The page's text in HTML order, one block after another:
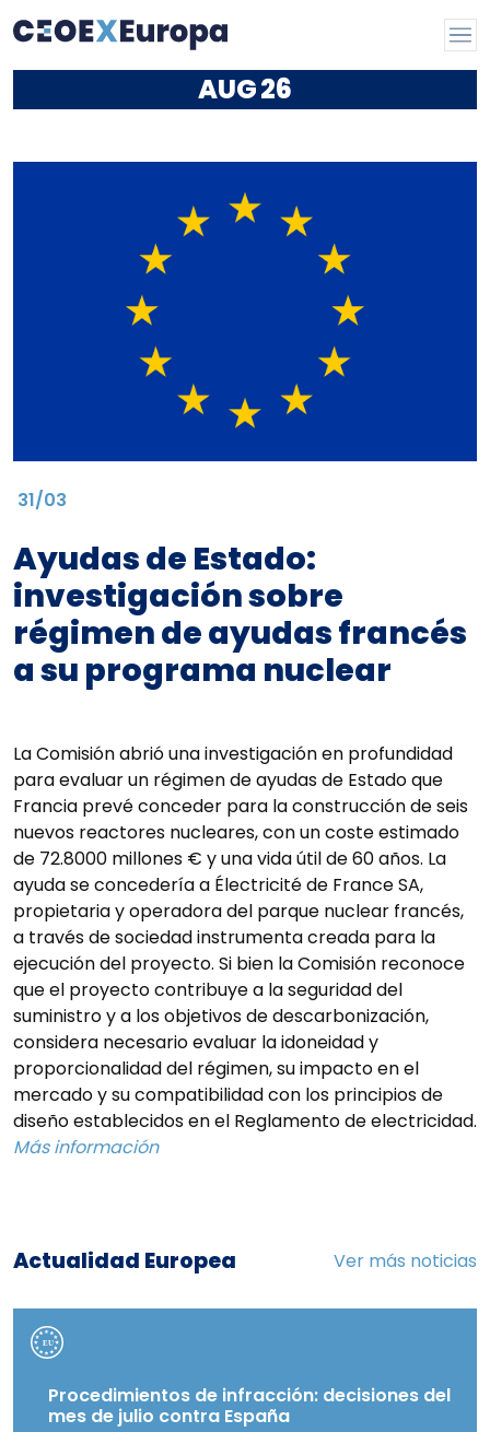
AUG26
31/03
Ayudas de Estado:
investigación sobre
régimen de ayudas francés
a su programa nuclear
La Comisión abrió una investigación en profundidad
para evaluar un régimen de ayudas de Estado que
Francia prevé conceder para la construcción de seis
nuevos reactores nucleares, con un coste estimado
de 72.8000 millones € y una vida útil de 60 años. La
ayuda se concedería a Électricité de France SA,
propietaria y operadora del parque nuclear francés,
a través de sociedad instrumenta creada para la
ejecución del proyecto. Si bien la Comisión reconoce
que el proyecto contribuye a la seguridad del
suministro y a los objetivos de descarbonización,
considera necesario evaluar la idoneidad y
proporcionalidad del régimen, su impacto en el
mercado y su compatibilidad con los principios de
diseño establecidos en el Reglamento de electricidad.
Más información
Actualidad Europea Ver más noticias
Procedimientos de infracción: decisiones del
mes de julio contra España